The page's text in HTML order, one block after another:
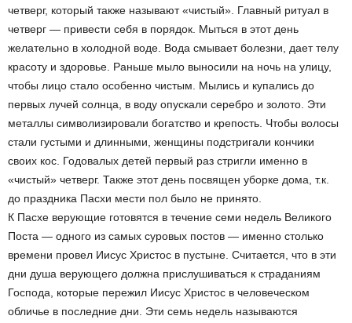
четверг, который также называют «чистый». Главный ритуал в
четверг — привести себя в порядок. Мыться в этот день
желательно в холодной воде. Вода смывает болезни, дает телу
красоту и здоровье. Раньше мыло выносили на ночь на улицу,
чтобы лицо стало особенно чистым. Мылись и купались до
первых лучей солнца, в воду опускали серебро и золото. Эти
металлы символизировали богатство и крепость. Чтобы волосы
стали густыми и длинными, женщины подстригали кончики
своих кос. Годовалых детей первый раз стригли именно в
«чистый» четверг. Также этот день посвящен уборке дома, т.к.
до праздника Пасхи мести пол было не принято.
К Пaсхе верующие готовятся в течение семи недель Великого
Постa — одного из самых суровых постов — именно столько
времени провел Иисус Христос в пустыне. Считается, что в эти
дни душа верующего должна прислушиваться к страданиям
Господа, которые пережил Иисус Христос в человеческом
обличье в последние дни. Эти семь недель называются